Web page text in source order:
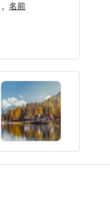
, 名前